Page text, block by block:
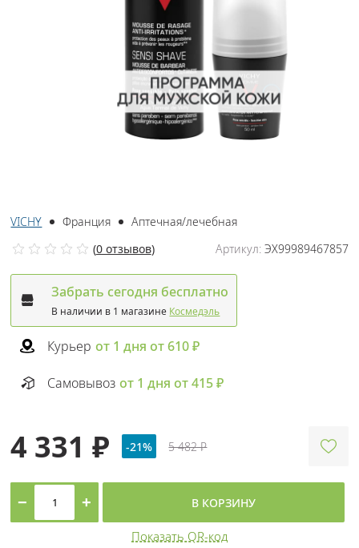
VICHY Франция
Аптечная/лечебная
Артикул:ЭХ99989467857
(0 отзывов)
Забрать сегодня бесплатно
В наличии в 1 магазине Космедэль
Курьер от 1 дня от 610 ₽
Самовывоз от 1 дня от 415 ₽
4 331 ₽ -21% 5 482 ₽
− + В КОРЗИНУ
Показать QR-код